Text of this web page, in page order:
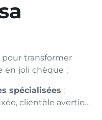
pour transformer
en joli chèque :
spécialisées :
clientèle avertie…